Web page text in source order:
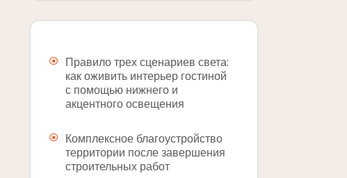
Правило трех сценариев света:
как оживить интерьер гостиной
с помощью нижнего и
акцентного освещения
Комплексное благоустройство
территории после завершения
строительных работ